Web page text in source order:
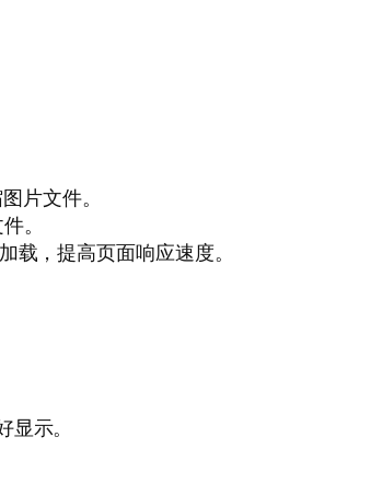
片文件。
。
载，提高页面响应速度。
示。